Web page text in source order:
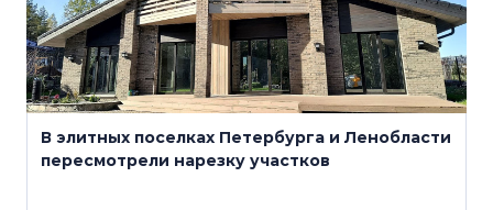
В элитных поселках Петербурга и Ленобласти
пересмотрели нарезку участков